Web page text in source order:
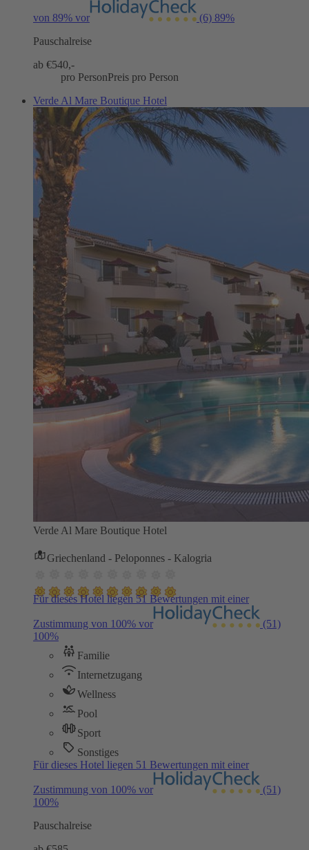
von 89% vor (6) 89%
Pauschalreise
ab €540,-
pro PersonPreis pro Person
Verde Al Mare Boutique Hotel
Verde Al Mare Boutique Hotel
Griechenland - Peloponnes - Kalogria
Für dieses Hotel liegen 51 Bewertungen mit einer
Zustimmung von 100% vor
(51)
100%
Familie
Internetzugang
Wellness
Pool
Sport
Sonstiges
Für dieses Hotel liegen 51 Bewertungen mit einer
Zustimmung von 100% vor
(51)
100%
Pauschalreise